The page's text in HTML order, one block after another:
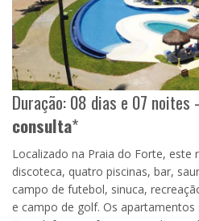
Duração: 08 dias e 07 noites
consulta*
Localizado na Praia do Forte, este
discoteca, quatro piscinas, bar,
campo de futebol, sinuca,
e campo de golf. Os